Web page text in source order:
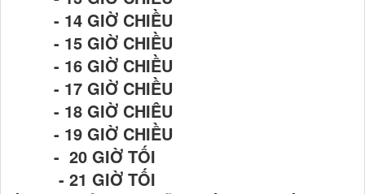
- 14 GIỜ CHIỀU
- 15 GIỜ CHIỀU
- 16 GIỜ CHIỀU
- 17 GIỜ CHIỀU
- 18 GIỜ CHIÊU
- 19 GIỜ CHIỀU
- 20 GIỜ TỐI
- 21 GIỜ TỐI